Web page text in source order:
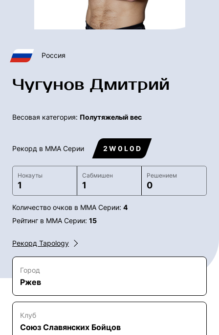
Россия
Чугунов Дмитрий
Весовая категория: Полутяжелый вес
Рекорд в ММА Серии 2 W 0 L 0 D
Нокауты
1
Сабмишен
1
Решением
0
Количество очков в ММА Серии: 4
Рейтинг в ММА Серии: 15
Рекорд Tapology
Город
Ржев
Клуб
Союз Славянских Бойцов